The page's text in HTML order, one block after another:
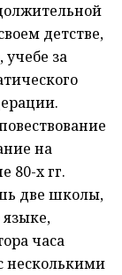
детстве,
за
на
80-х гг.
две школы,
часа
несколькими